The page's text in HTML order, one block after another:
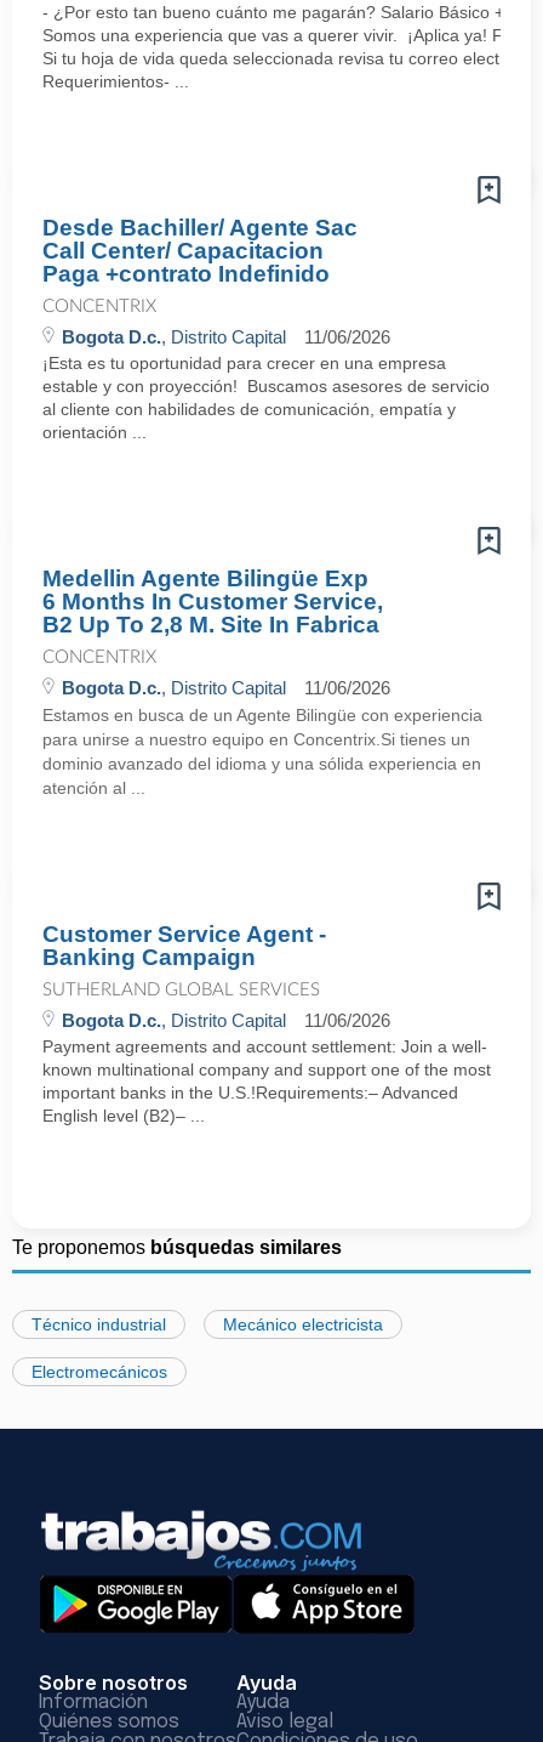
- ¿Por esto tan bueno cuánto me pagarán? Salario Básico +
Somos una experiencia que vas a querer vivir. ¡Aplica ya!
Si tu hoja de vida queda seleccionada revisa tu correo
Requerimientos- ...
Desde Bachiller/ Agente Sac
Call Center/ Capacitacion
Paga +contrato Indefinido
CONCENTRIX
Bogota D.c., Distrito Capital 11/06/2026
¡Esta es tu oportunidad para crecer en una empresa
estable y con proyección! Buscamos asesores de servicio
al cliente con habilidades de comunicación, empatía y
orientación ...
Medellin Agente Bilingüe Exp
6 Months In Customer Service,
B2 Up To 2,8 M. Site In Fabrica
CONCENTRIX
Bogota D.c., Distrito Capital 11/06/2026
Estamos en busca de un Agente Bilingüe con experiencia
para unirse a nuestro equipo en Concentrix.Si tienes un
dominio avanzado del idioma y una sólida experiencia en
atención al ...
Customer Service Agent -
Banking Campaign
SUTHERLAND GLOBAL SERVICES
Bogota D.c., Distrito Capital 11/06/2026
Payment agreements and account settlement: Join a well-
known multinational company and support one of the most
important banks in the U.S.!Requirements:– Advanced
English level (B2)– ...
Te proponemos búsquedas similares
Técnico industrial Mecánico electricista
Electromecánicos
Sobre nosotros
Información
Quiénes somos
Ayuda
Ayuda
Aviso legal